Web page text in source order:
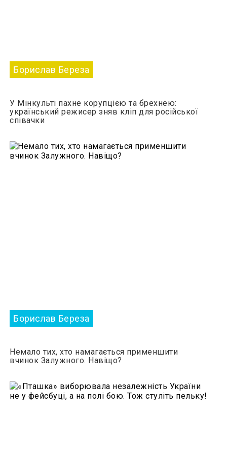
Борислав Береза
У Мінкульті пахне корупцією та брехнею:
український режисер зняв кліп для російської
співачки
Борислав Береза
Немало тих, хто намагається применшити
вчинок Залужного. Навіщо?